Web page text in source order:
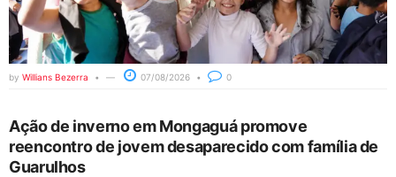
by Willians Bezerra 07/08/2026 0
Ação de inverno em Mongaguá promove
reencontro de jovem desaparecido com família de
Guarulhos